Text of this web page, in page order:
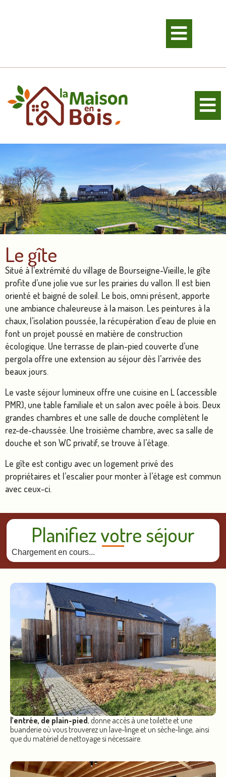
Le gîte
Situé à l’extrémité du village de Bourseigne-Vieille, le gîte
profite d’une jolie vue sur les prairies du vallon. Il est bien
orienté et baigné de soleil. Le bois, omni présent, apporte
une ambiance chaleureuse à la maison. Les peintures à la
chaux, l’isolation poussée, la récupération d’eau de pluie en
font un projet poussé en matière de construction
écologique. Une terrasse de plain-pied couverte d’une
pergola offre une extension au séjour dès l’arrivée des
beaux jours.
Le vaste séjour lumineux offre une cuisine en L (accessible
PMR), une table familiale et un salon avec poêle à bois. Deux
grandes chambres et une salle de douche complètent le
rez-de-chaussée. Une troisième chambre, avec sa salle de
douche et son WC privatif, se trouve à l’étage.
Le gîte est contigu avec un logement privé des
propriétaires et l’escalier pour monter à l’étage est commun
avec ceux-ci.
Planifiez votre séjour
Chargement en cours...
l’entrée, de plain-pied, donne accès à une toilette et une
buanderie où vous trouverez un lave-linge et un sèche-linge, ainsi
que du matériel de nettoyage si nécessaire.